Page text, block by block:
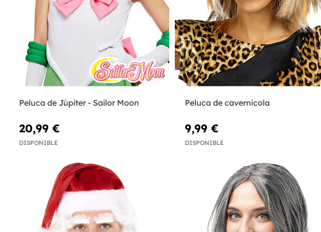
Peluca de Júpiter - Sailor Moon
20,99 €
DISPONIBLE
Peluca de cavernícola
9,99 €
DISPONIBLE